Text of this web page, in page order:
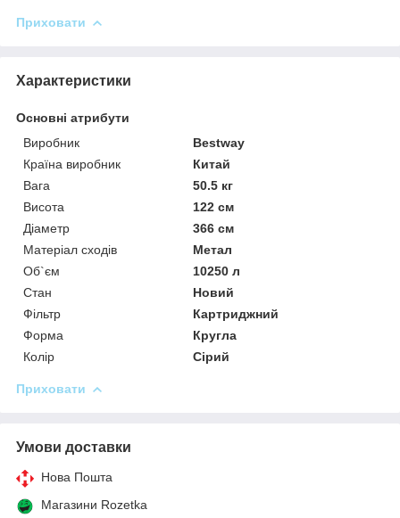
Приховати
Характеристики
Основні атрибути
Виробник
Bestway
Країна виробник
Китай
Вага
50.5 кг
Висота
122 см
Діаметр
366 см
Матеріал сходів
Метал
Об`єм
10250 л
Стан
Новий
Фільтр
Картриджний
Форма
Кругла
Колір
Сірий
Приховати
Умови доставки
Нова Пошта
Магазини Rozetka